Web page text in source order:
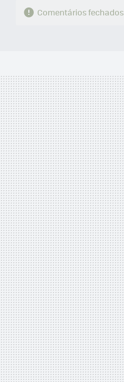
Comentários fechados